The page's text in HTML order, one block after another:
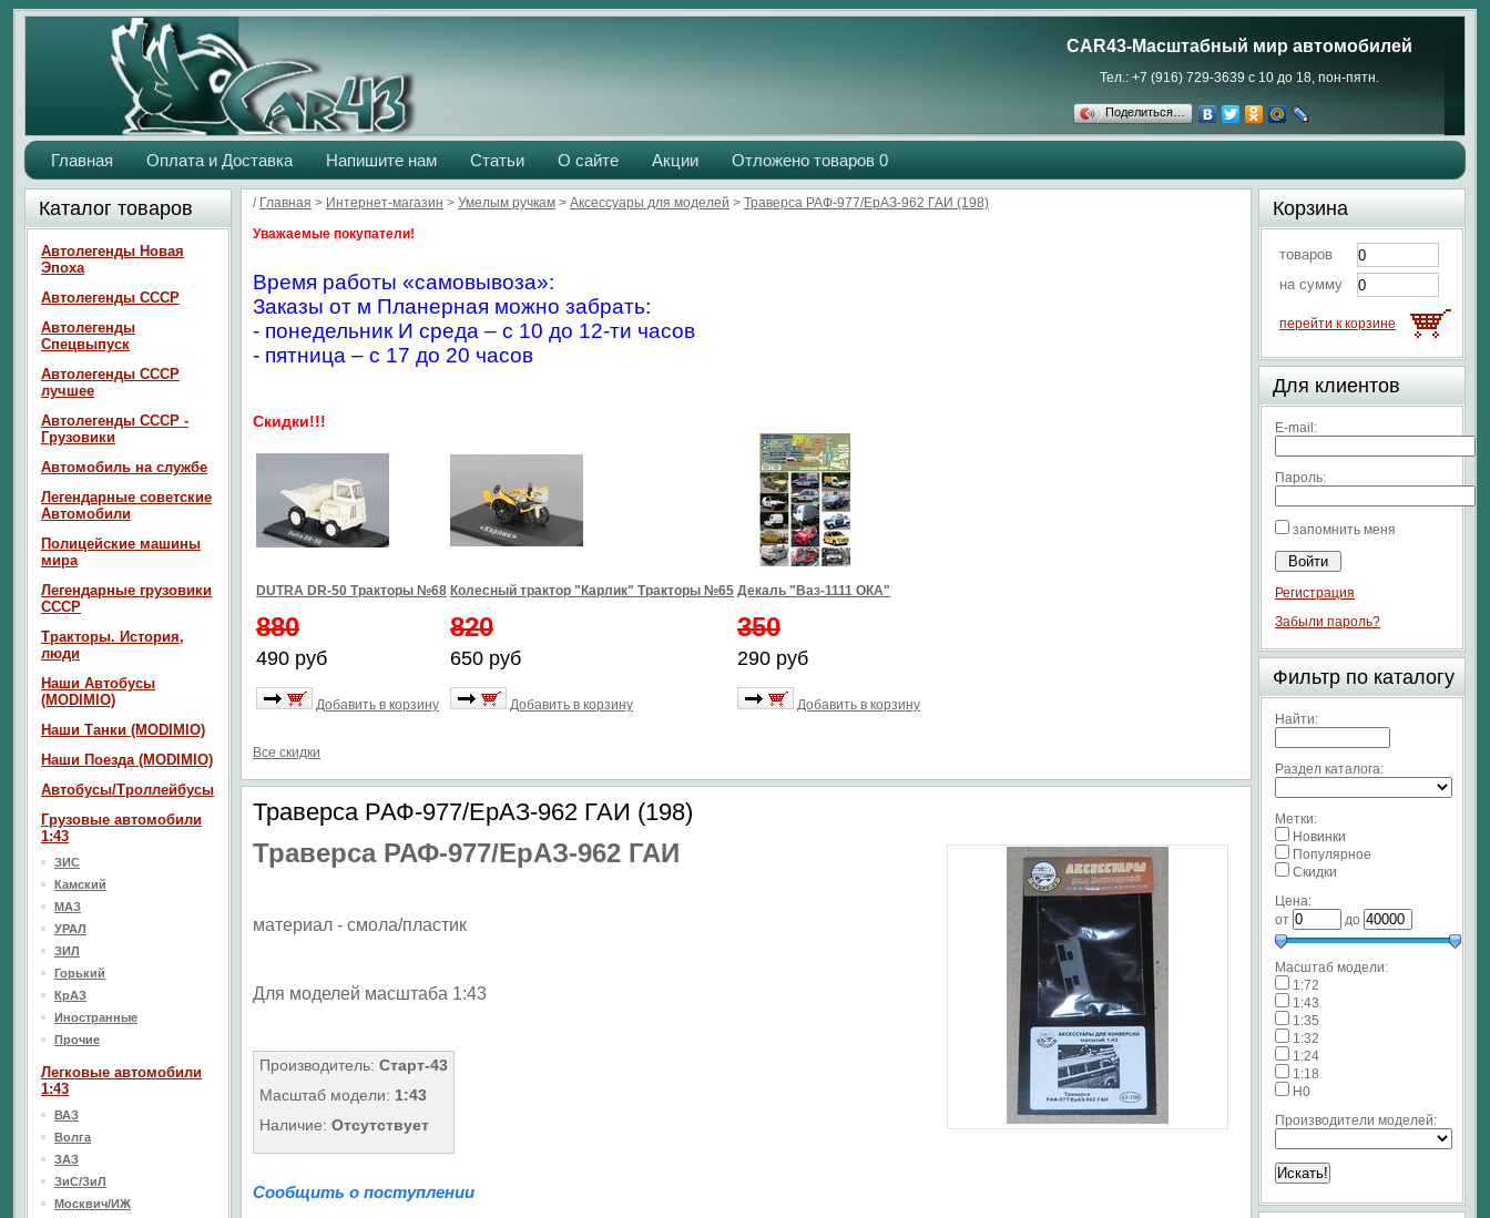
CAR43-Масштабный мир автомобилей
Тел.: +7 (916) 729-3639 с 10 до 18, пон-пятн.
Поделиться…
Главная Оплата и Доставка Напишите нам Статьи О сайте Акции Отложено товаров 0
/ Главная > Интернет-магазин > Умелым ручкам > Аксессуары для моделей > Траверса РАФ-977/ЕрАЗ-962 ГАИ (198)
Уважаемые покупатели!
Время работы «самовывоза»:
Заказы от м Планерная можно забрать:
- понедельник И среда – с 10 до 12-ти часов
- пятница – с 17 до 20 часов
Скидки!!!
DUTRA DR-50 Тракторы №68
880
490 руб
Добавить в корзину
Колесный трактор "Карлик" Тракторы №65
820
650 руб
Добавить в корзину
Декаль "Ваз-1111 ОКА"
350
290 руб
Добавить в корзину
Все скидки
Траверса РАФ-977/ЕрАЗ-962 ГАИ (198)
Траверса РАФ-977/ЕрАЗ-962 ГАИ
материал - смола/пластик
Для моделей масштаба 1:43
Производитель: Старт-43
Масштаб модели: 1:43
Наличие: Отсутствует
Сообщить о поступлении
Каталог товаров
Автолегенды Новая
Эпоха
Автолегенды СССР
Автолегенды
Спецвыпуск
Автолегенды СССР
лучшее
Автолегенды СССР -
Грузовики
Автомобиль на службе
Легендарные советские
Автомобили
Полицейские машины
мира
Легендарные грузовики
СССР
Тракторы. История,
люди
Наши Автобусы
(MODIMIO)
Наши Танки (MODIMIO)
Наши Поезда (MODIMIO)
Автобусы/Троллейбусы
Грузовые автомобили
1:43
ЗИС
Камский
МАЗ
УРАЛ
ЗИЛ
Горький
КрАЗ
Иностранные
Прочие
Легковые автомобили
1:43
ВАЗ
Волга
ЗАЗ
ЗиС/ЗиЛ
Москвич/ИЖ
Корзина
товаров
на сумму
перейти к корзине
Для клиентов
E-mail:
Пароль:
запомнить меня
Регистрация
Забыли пароль?
Фильтр по каталогу
Найти:
Раздел каталога:
Метки:
Новинки
Популярное
Скидки
Цена:
от
до
Масштаб модели:
1:72
1:43
1:35
1:32
1:24
1:18
H0
Производители моделей: